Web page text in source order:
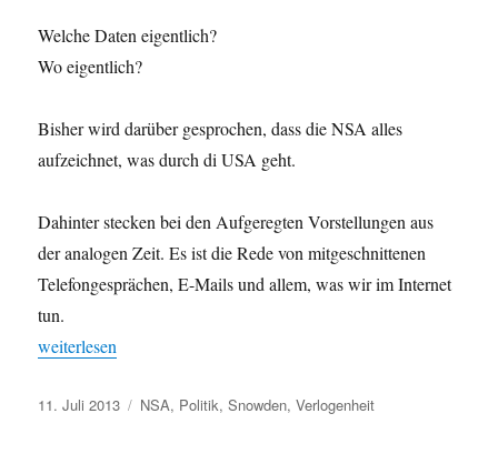
Welche Daten eigentlich?
Wo eigentlich?
Bisher wird darüber gesprochen, dass die NSA alles
aufzeichnet, was durch di USA geht.
Dahinter stecken bei den Aufgeregten Vorstellungen aus
der analogen Zeit. Es ist die Rede von mitgeschnittenen
Telefongesprächen, E-Mails und allem, was wir im Internet
tun.
„Snowden und der Ganze Unfug“
weiterlesen
Veröffentlicht
11. Juli 2013 Schlagwörter
NSA, Politik,Snowden,Verlogenheit